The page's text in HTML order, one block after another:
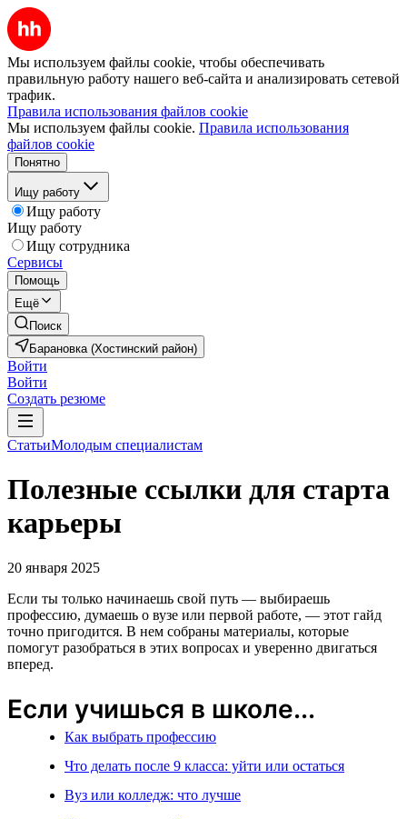
Мы используем файлы cookie, чтобы обеспечивать
правильную работу нашего веб-сайта и анализировать сетевой
трафик.
Правила использования файлов cookie
Мы используем файлы cookie. Правила использования
файлов cookie
Понятно
Ищу работу
Ищу работу
Ищу работу
Ищу сотрудника
Сервисы
Помощь
Ещё
Поиск
Барановка (Хостинский район)
Войти
Войти
Создать резюме
СтатьиМолодым специалистам
Полезные ссылки для старта
карьеры
20 января 2025
Если ты только начинаешь свой путь — выбираешь
профессию, думаешь о вузе или первой работе, — этот гайд
точно пригодится. В нем собраны материалы, которые
помогут разобраться в этих вопросах и уверенно двигаться
вперед.
Если учишься в школе...
Как выбрать профессию
Что делать после 9 класса: уйти или остаться
Вуз или колледж: что лучше